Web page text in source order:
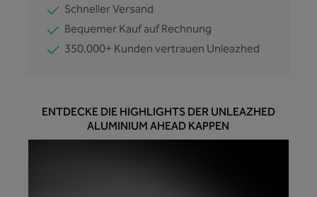
Schneller Versand
Bequemer Kauf auf Rechnung
350.000+ Kunden vertrauen Unleazhed
ENTDECKE DIE HIGHLIGHTS DER UNLEAZHED
ALUMINIUM AHEAD KAPPEN